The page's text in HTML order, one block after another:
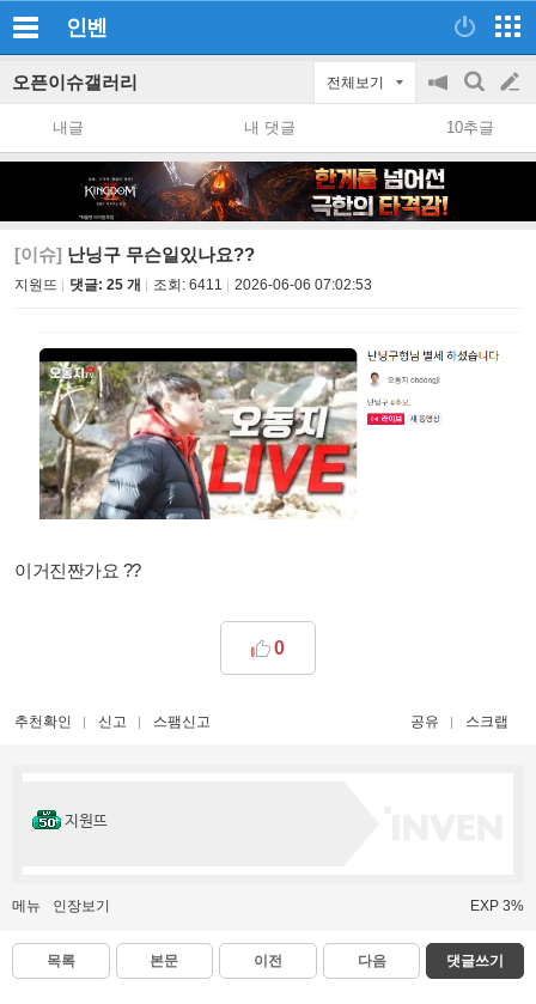
인벤
오픈이슈갤러리 전체보기
공
지
on/off
검
색
글
쓰
내글 내 댓글 10추글
[이슈] 난닝구 무슨일있나요??
지원뜨 댓글: 25 개 조회: 6411 2026-06-06 07:02:53
이거진짠가요 ??
0
추천확인 신고 스팸신고 공유 스크랩
지원뜨
메뉴 인장보기 EXP 3%
목록 본문 이전 다음 댓글쓰기